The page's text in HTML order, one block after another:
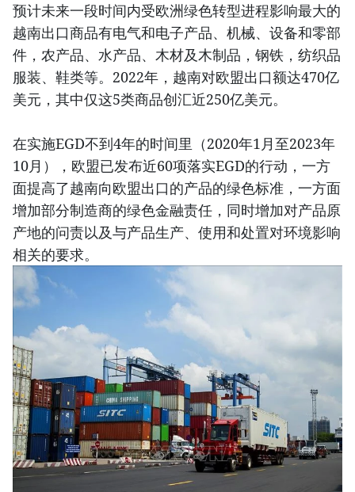
预计未来一段时间内受欧洲绿色转型进程影响最大的
越南出口商品有电气和电子产品、机械、设备和零部
件，农产品、水产品、木材及木制品，钢铁，纺织品
服装、鞋类等。2022年，越南对欧盟出口额达470亿
美元，其中仅这5类商品创汇近250亿美元。
在实施EGD不到4年的时间里（2020年1月至2023年
10月），欧盟已发布近60项落实EGD的行动，一方
面提高了越南向欧盟出口的产品的绿色标准，一方面
增加部分制造商的绿色金融责任，同时增加对产品原
产地的问责以及与产品生产、使用和处置对环境影响
相关的要求。